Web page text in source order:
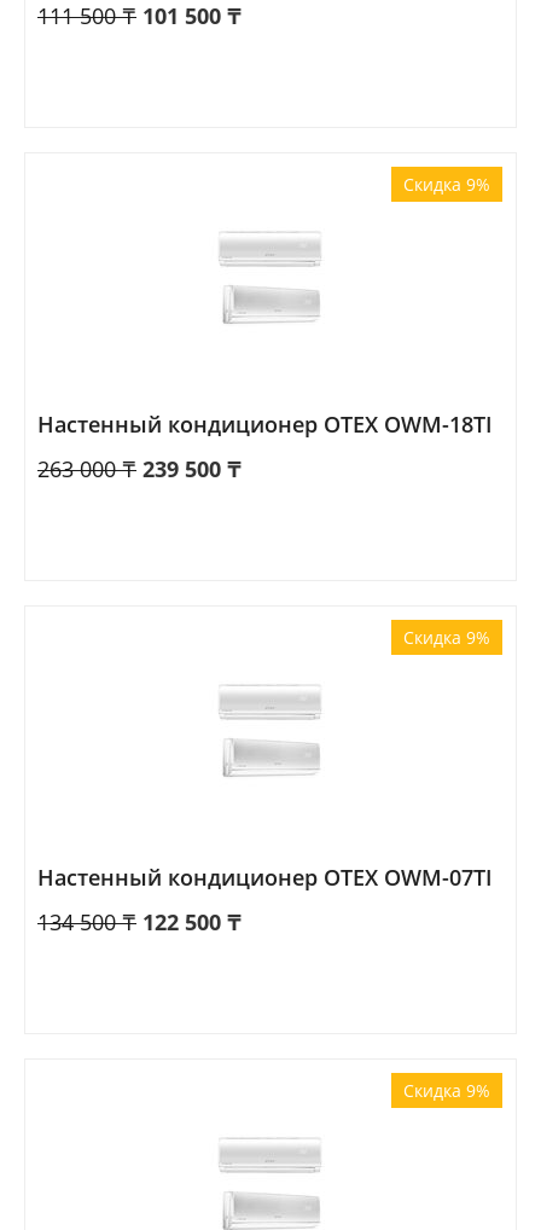
111 500 ₸ 101 500 ₸
Скидка 9%
Настенный кондиционер OTEX OWM-18TI
263 000 ₸ 239 500 ₸
Скидка 9%
Настенный кондиционер OTEX OWM-07TI
134 500 ₸ 122 500 ₸
Скидка 9%